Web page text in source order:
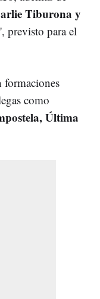
Tiburona y
previsto para el
formaciones
como
Última